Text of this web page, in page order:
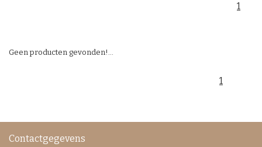
1
Geen producten gevonden!...
1
Contactgegevens